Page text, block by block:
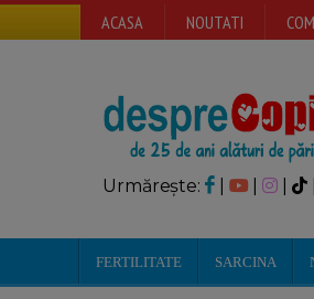
ACASA NOUTATI
Urmărește: |
FERTILITATE SARCINA